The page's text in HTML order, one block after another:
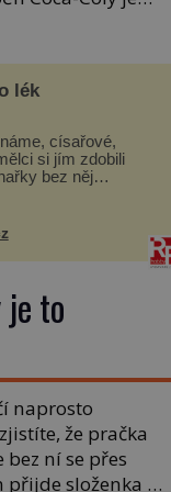
lék
císařové,
si jím zdobili
bez něj
nevíte, že
výrazně
naše neduhy.
množství
je to
naprosto
že pračka
ní se přes
složenka za